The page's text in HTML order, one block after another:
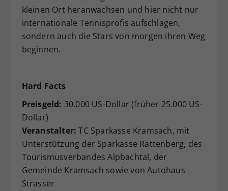
kleinen Ort heranwachsen und hier nicht nur
internationale Tennisprofis aufschlagen,
sondern auch die Stars von morgen ihren Weg
beginnen.
Hard Facts
Preisgeld: 30.000 US-Dollar (früher 25.000 US-
Dollar)
Veranstalter: TC Sparkasse Kramsach, mit
Unterstützung der Sparkasse Rattenberg, des
Tourismusverbandes Alpbachtal, der
Gemeinde Kramsach sowie von Autohaus
Strasser